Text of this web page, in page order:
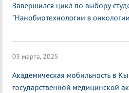
Завершился цикл по выбору
"Нанобиотехнологии в
03 марта, 2025
Академическая мобильность в
государственной медицинской